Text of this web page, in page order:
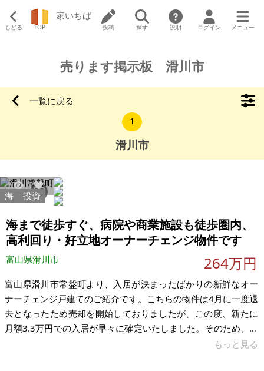
もどる TOP
家いちば
投稿 探す 説明 ログイン メニュー
売ります掲示板 滑川市
一覧に戻る
1
滑川市
7954 26
海 投資
海まで徒歩すぐ、病院や商業施設も徒歩圏内、
高利回り・好立地オーナーチェンジ物件です
富山県滑川市 264万円
富山県滑川市常盤町より、入居が決まったばかりの新鮮なオー
ナーチェンジ戸建てのご紹介です。こちらの物件は4月に一度退
去となったため売却を開始しておりましたが、この度、新たに
月額3.3万円での入居が早々に確定いたしました。そのため、ご
購入いただいたその日から空室リスクなしで家賃収入を引き継
もっと見る